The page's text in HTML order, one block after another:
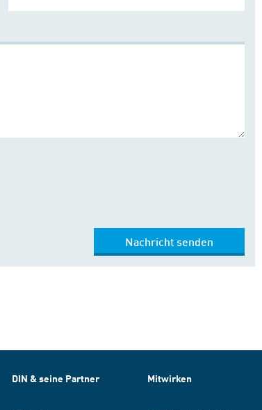
Nachricht senden
DIN & seine Partner Mitwirken